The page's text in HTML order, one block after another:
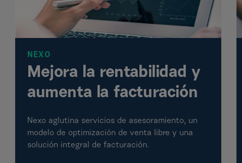
NEXO
Mejora la rentabilidad y
aumenta la facturación
Nexo aglutina servicios de asesoramiento, un
modelo de optimización de venta libre y una
solución integral de facturación.